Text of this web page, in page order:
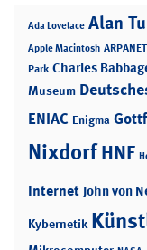
Ada Lovelace Alan
Apple Macintosh ARPANET
Park Charles
Museum
ENIAC Enigma
NixdorfHNF
Internet John von
Kybernetik